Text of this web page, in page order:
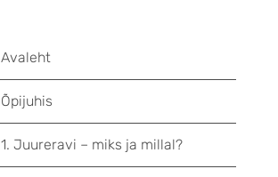
Avaleht
Õpijuhis
1. Juureravi – miks ja millal?